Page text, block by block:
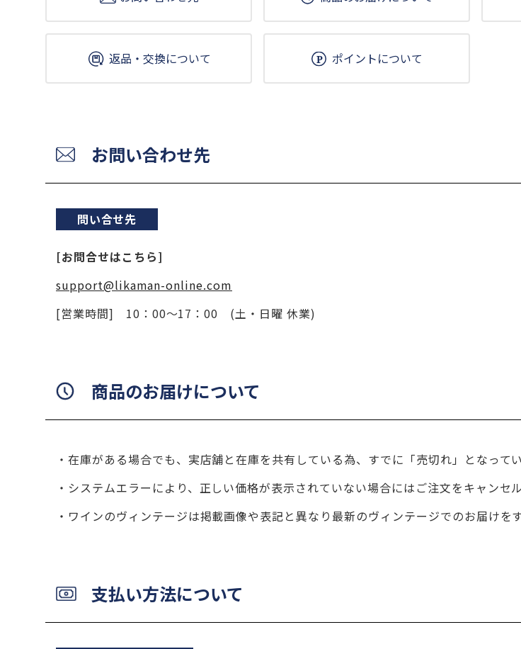
返品・交換について ポイントについて
お問い合わせ先
問い合せ先
[お問合せはこちら]
support@likaman-online.com
[営業時間] 10：00～17：00 (土・日曜 休業)
商品のお届けについて
在庫がある場合でも、実店舗と在庫を共有している為、すでに「売切れ」となって
システムエラーにより、正しい価格が表示されていない場合にはご注文をキャンセ
ワインのヴィンテージは掲載画像や表記と異なり最新のヴィンテージでのお届けを
支払い方法について